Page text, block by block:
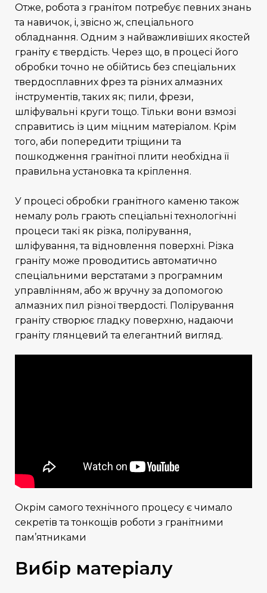
Отже, робота з гранітом потребує певних знань
та навичок, і, звісно ж, спеціального
обладнання. Одним з найважливіших якостей
граніту є твердість. Через що, в процесі його
обробки точно не обійтись без спеціальних
твердосплавних фрез та різних алмазних
інструментів, таких як; пили, фрези,
шліфувальні круги тощо. Тільки вони взмозі
справитись із цим міцним матеріалом. Крім
того, аби попередити тріщини та
пошкодження гранітної плити необхідна її
правильна установка та кріплення.
У процесі обробки гранітного каменю також
немалу роль грають спеціальні технологічні
процеси такі як різка, полірування,
шліфування, та відновлення поверхні. Різка
граніту може проводитись автоматично
спеціальними верстатами з програмним
управлінням, або ж вручну за допомогою
алмазних пил різної твердості. Полірування
граніту створює гладку поверхню, надаючи
граніту глянцевий та елегантний вигляд.
Окрім самого технічного процесу є чимало
секретів та тонкощів роботи з гранітними
пам’ятниками
Вибір матеріалу